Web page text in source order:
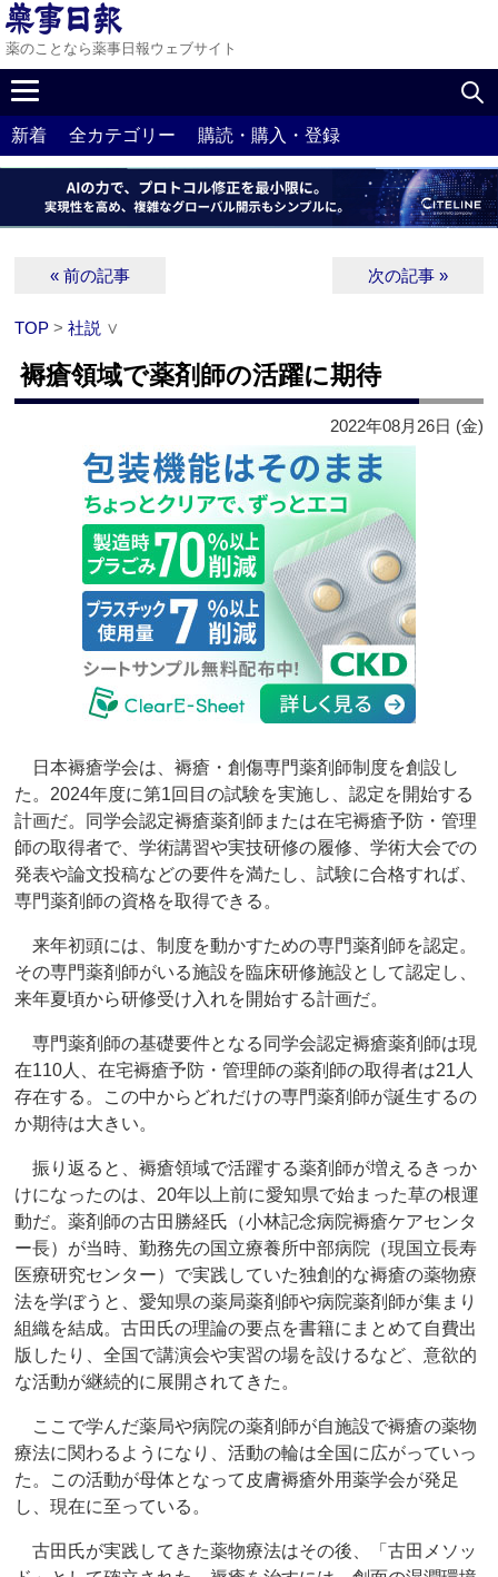
薬のことなら薬事日報ウェブサイト
新着 全カテゴリー 購読・購入・登録
« 前の記事 次の記事 »
TOP >社説 ∨
褥瘡領域で薬剤師の活躍に期待
2022年08月26日 (金)
日本褥瘡学会は、褥瘡・創傷専門薬剤師制度を創設し
た。2024年度に第1回目の試験を実施し、認定を開始する
計画だ。同学会認定褥瘡薬剤師または在宅褥瘡予防・管理
師の取得者で、学術講習や実技研修の履修、学術大会での
発表や論文投稿などの要件を満たし、試験に合格すれば、
専門薬剤師の資格を取得できる。
来年初頭には、制度を動かすための専門薬剤師を認定。
その専門薬剤師がいる施設を臨床研修施設として認定し、
来年夏頃から研修受け入れを開始する計画だ。
専門薬剤師の基礎要件となる同学会認定褥瘡薬剤師は現
在110人、在宅褥瘡予防・管理師の薬剤師の取得者は21人
存在する。この中からどれだけの専門薬剤師が誕生するの
か期待は大きい。
振り返ると、褥瘡領域で活躍する薬剤師が増えるきっか
けになったのは、20年以上前に愛知県で始まった草の根運
動だ。薬剤師の古田勝経氏（小林記念病院褥瘡ケアセンタ
ー長）が当時、勤務先の国立療養所中部病院（現国立長寿
医療研究センター）で実践していた独創的な褥瘡の薬物療
法を学ぼうと、愛知県の薬局薬剤師や病院薬剤師が集まり
組織を結成。古田氏の理論の要点を書籍にまとめて自費出
版したり、全国で講演会や実習の場を設けるなど、意欲的
な活動が継続的に展開されてきた。
ここで学んだ薬局や病院の薬剤師が自施設で褥瘡の薬物
療法に関わるようになり、活動の輪は全国に広がっていっ
た。この活動が母体となって皮膚褥瘡外用薬学会が発足
し、現在に至っている。
古田氏が実践してきた薬物療法はその後、「古田メソッ